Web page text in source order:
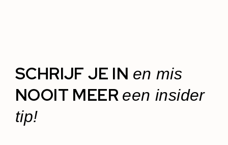
SCHRIJF JE IN en mis
NOOIT MEER een insider
tip!